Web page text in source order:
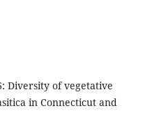
Diversity of vegetative
in Connecticut and